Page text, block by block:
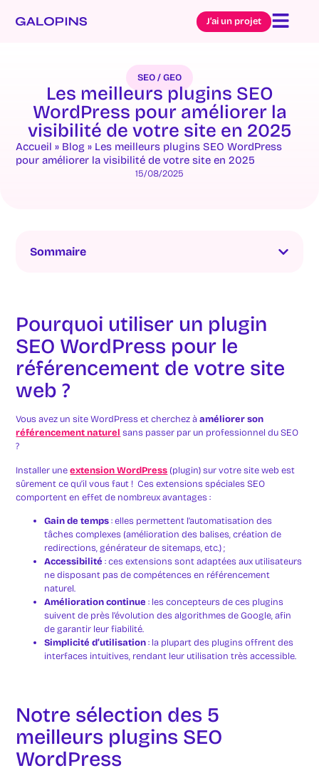
J’ai un projet
SEO / GEO
Les meilleurs plugins SEO
WordPress pour améliorer la
visibilité de votre site en 2025
Accueil » Blog » Les meilleurs plugins SEO WordPress
pour améliorer la visibilité de votre site en 2025
15/08/2025
Pourquoi utiliser un plugin
SEO WordPress pour le
référencement de votre site
web ?
Vous avez un site WordPress et cherchez àaméliorer son
référencement naturel sans passer par un professionnel du SEO
?
Installer uneextension WordPress (plugin) sur votre site web est
sûrement ce qu’il vous faut ! Ces extensions spéciales SEO
comportent en effet de nombreux avantages :
Gain de temps: elles permettent l’automatisation des
tâches complexes (amélioration des balises, création de
redirections, générateur de sitemaps, etc.) ;
Accessibilité: ces extensions sont adaptées aux utilisateurs
ne disposant pas de compétences en référencement
naturel.
Amélioration continue : les concepteurs de ces plugins
suivent de près l’évolution des algorithmes de Google, afin
de garantir leur fiabilité.
Simplicité d’utilisation: la plupart des plugins offrent des
interfaces intuitives, rendant leur utilisation très accessible.
Notre sélection des 5
meilleurs plugins SEO
WordPress
Sommaire